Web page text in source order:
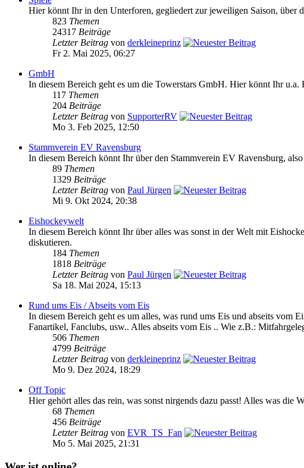
Hier könnt Ihr in den Unterforen, gegliedert zur jeweiligen Saison, über
823 Themen
24317 Beiträge
Letzter Beitrag von derkleineprinz
Fr 2. Mai 2025, 06:27
GmbH
In diesem Bereich geht es um die Towerstars GmbH. Hier könnt Ihr u.a.
117 Themen
204 Beiträge
Letzter Beitrag von SupporterRV
Mo 3. Feb 2025, 12:50
Stammverein EV Ravensburg
In diesem Bereich könnt Ihr über den Stammverein EV Ravensburg,
89 Themen
1329 Beiträge
Letzter Beitrag von Paul Jürgen
Mi 9. Okt 2024, 20:38
Eishockeywelt
In diesem Bereich könnt Ihr über alles was sonst in der Welt mit
diskutieren.
184 Themen
1818 Beiträge
Letzter Beitrag von Paul Jürgen
Sa 18. Mai 2024, 15:13
Rund ums Eis / Abseits vom Eis
In diesem Bereich geht es um alles, was rund ums Eis und abseits vom
Fanartikel, Fanclubs, usw.. Alles abseits vom Eis .. Wie z.B.:
506 Themen
4799 Beiträge
Letzter Beitrag von derkleineprinz
Mo 9. Dez 2024, 18:29
Off Topic
Hier gehört alles das rein, was sonst nirgends dazu passt! Alles was die
68 Themen
456 Beiträge
Letzter Beitrag von EVR_TS_Fan
Mo 5. Mai 2025, 21:31